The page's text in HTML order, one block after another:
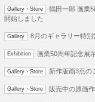
Gallery・Store
鶴田一郎 画業
開始しました
Gallery 8月のギャラリー特
Exhibition 画業50周年記念展
Gallery・Store 新作版画3点の
Gallery・Store 販売中の原画